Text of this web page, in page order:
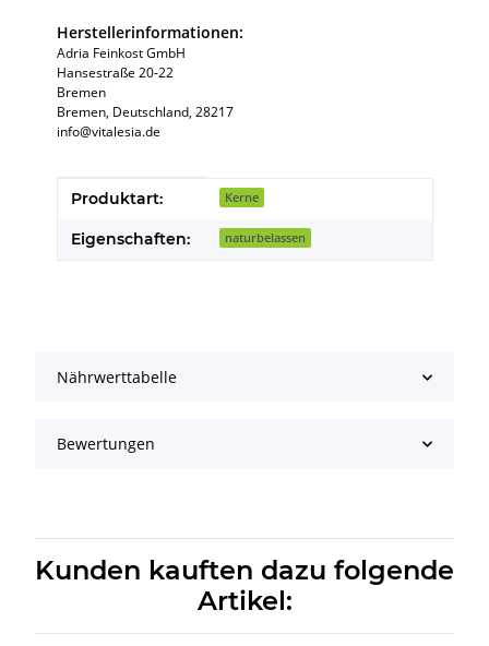
Herstellerinformationen:
Adria Feinkost GmbH
Hansestraße 20-22
Bremen
Bremen, Deutschland, 28217
info@vitalesia.de
Produkteigenschaft
Wert
Produktart: Kerne
Eigenschaften: naturbelassen
Nährwerttabelle
Bewertungen
Kunden kauften dazu folgende
Artikel: